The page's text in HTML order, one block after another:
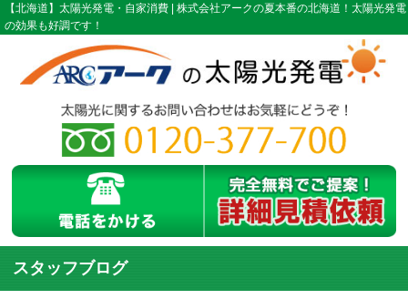
【北海道】太陽光発電・自家消費 | 株式会社アークの夏本番の北海道！太陽光発電
の効果も好調です！
スタッフブログ